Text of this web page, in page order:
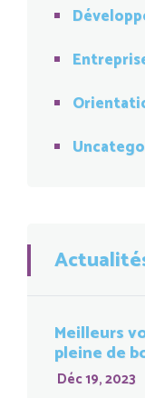
Meilleurs
pleine de
Déc 19, 2023